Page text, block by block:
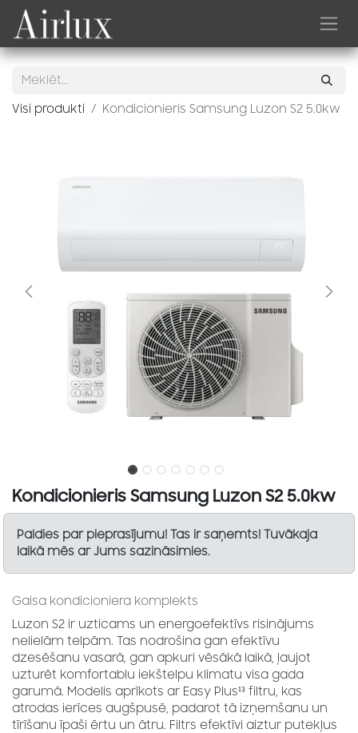
Skip to Content
Visi produkti Kondicionieris Samsung Luzon S2 5.0kw
Kondicionieris Samsung Luzon S2 5.0kw
Paldies par pieprasījumu! Tas ir saņemts! Tuvākaja
laikā mēs ar Jums sazināsimies.
Gaisa kondicioniera komplekts
Luzon S2 ir uzticams un energoefektīvs risinājums
nelielām telpām. Tas nodrošina gan efektīvu
dzesēšanu vasarā, gan apkuri vēsākā laikā, ļaujot
uzturēt komfortablu iekštelpu klimatu visa gada
garumā. Modelis aprīkots ar Easy Plus¹³ filtru, kas
atrodas ierīces augšpusē, padarot tā izņemšanu un
tīrīšanu īpaši ērtu un ātru. Filtrs efektīvi aiztur putekļus